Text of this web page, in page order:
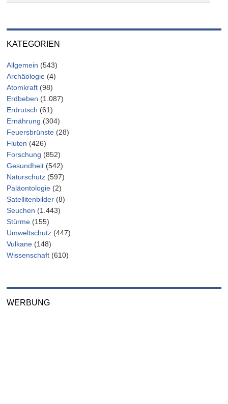
KATEGORIEN
Allgemein (543)
Archäologie (4)
Atomkraft (98)
Erdbeben (1.087)
Erdrutsch (61)
Ernährung (304)
Feuersbrünste (28)
Fluten (426)
Forschung (852)
Gesundheit (542)
Naturschutz (597)
Paläontologie (2)
Satellitenbilder (8)
Seuchen (1.443)
Stürme (155)
Umweltschutz (447)
Vulkane (148)
Wissenschaft (610)
WERBUNG